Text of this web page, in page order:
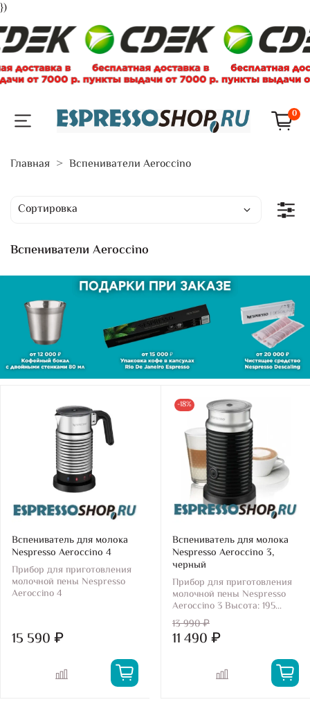
})
0
Главная Вспениватели Аeroccino
Вспениватели Аeroccino
Вспениватель для молока
Nespresso Aeroccino 4
Прибор для приготовления
молочной пены Nespresso
Aeroccino 4
15 590 ₽
-18%
Вспениватель для молока
Nespresso Aeroccino 3,
черный
Прибор для приготовления
молочной пены Nespresso
Aeroccino 3 Высота: 195...
13 990 ₽
11 490 ₽